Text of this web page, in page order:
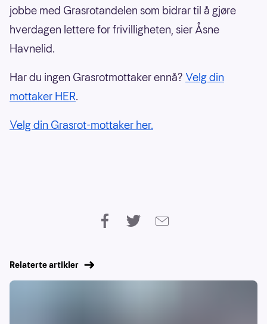
jobbe med Grasrotandelen som bidrar til å gjøre
hverdagen lettere for frivilligheten, sier Åsne
Havnelid.
Har du ingen Grasrotmottaker ennå? Velg din
mottaker HER.
Velg din Grasrot-mottaker her.
Relaterte artikler